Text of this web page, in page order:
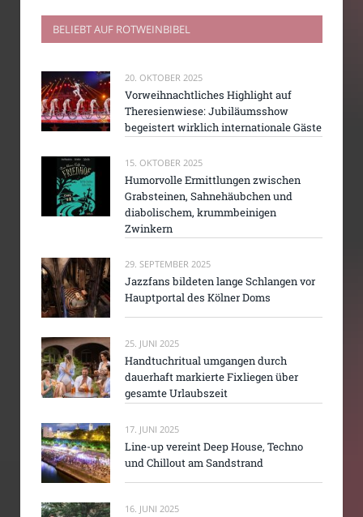
BELIEBT AUF ROTWEINBIBEL
20. OKTOBER 2025
Vorweihnachtliches Highlight auf
Theresienwiese: Jubiläumsshow
begeistert wirklich internationale Gäste
15. OKTOBER 2025
Humorvolle Ermittlungen zwischen
Grabsteinen, Sahnehäubchen und
diabolischem, krummbeinigen
Zwinkern
29. SEPTEMBER 2025
Jazzfans bildeten lange Schlangen vor
Hauptportal des Kölner Doms
25. JUNI 2025
Handtuchritual umgangen durch
dauerhaft markierte Fixliegen über
gesamte Urlaubszeit
17. JUNI 2025
Line-up vereint Deep House, Techno
und Chillout am Sandstrand
16. JUNI 2025